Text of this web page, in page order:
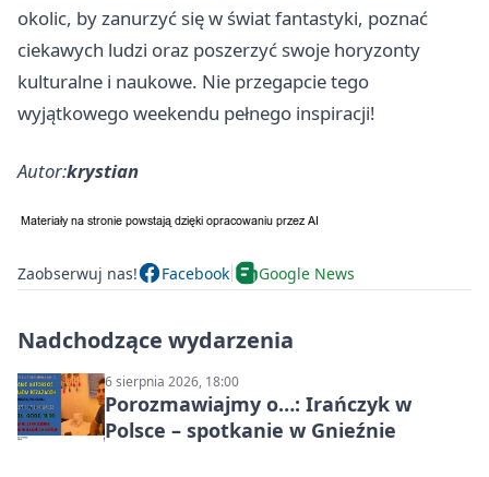
okolic, by zanurzyć się w świat fantastyki, poznać
ciekawych ludzi oraz poszerzyć swoje horyzonty
kulturalne i naukowe. Nie przegapcie tego
wyjątkowego weekendu pełnego inspiracji!
Autor:krystian
Zaobserwuj nas! Facebook Google News
Nadchodzące wydarzenia
6 sierpnia 2026, 18:00
Porozmawiajmy o…: Irańczyk w
Polsce – spotkanie w Gnieźnie